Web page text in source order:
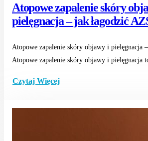
Atopowe zapalenie skóry
pielęgnacja – jak łagodzić
Atopowe zapalenie skóry objawy i pielęgnacja
Atopowe zapalenie skóry objawy i pielęgnacja
Czytaj Więcej